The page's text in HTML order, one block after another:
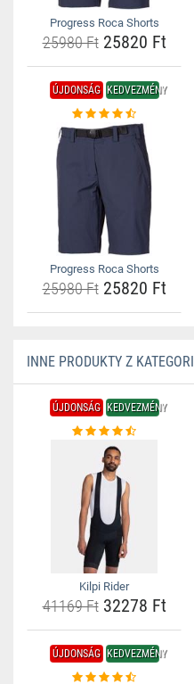
Progress Roca Shorts
25980 Ft25820 Ft
ÚJDONSÁG KEDVEZMÉNY
Progress Roca Shorts
25980 Ft25820 Ft
INNE PRODUKTY Z
ÚJDONSÁG KEDVEZMÉNY
Kilpi Rider
41169 Ft32278 Ft
ÚJDONSÁG KEDVEZMÉNY